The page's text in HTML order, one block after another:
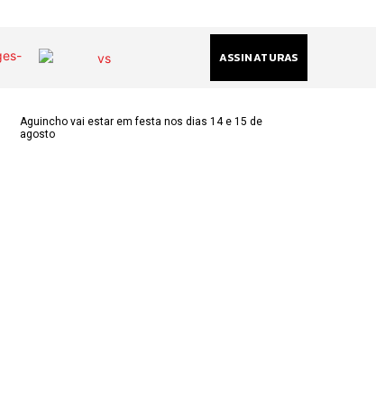
ASSINATURAS
Aguincho vai estar em festa nos dias 14 e 15 de
agosto